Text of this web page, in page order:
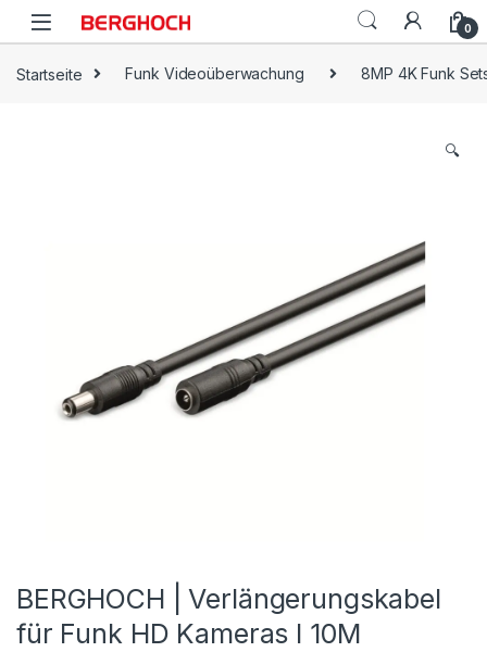
0
Startseite Funk Videoüberwachung 8MP 4K Funk
🔍
BERGHOCH | Verlängerungskabel
für Funk HD Kameras I 10M